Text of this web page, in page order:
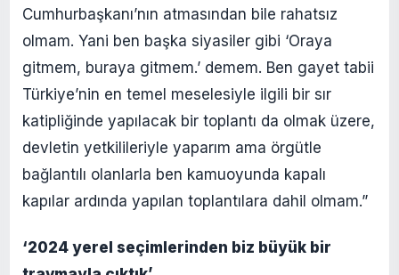
Cumhurbaşkanı’nın atmasından bile rahatsız
olmam. Yani ben başka siyasiler gibi ‘Oraya
gitmem, buraya gitmem.’ demem. Ben gayet tabii
Türkiye’nin en temel meselesiyle ilgili bir sır
katipliğinde yapılacak bir toplantı da olmak üzere,
devletin yetkilileriyle yaparım ama örgütle
bağlantılı olanlarla ben kamuoyunda kapalı
kapılar ardında yapılan toplantılara dahil olmam.”
‘2024 yerel seçimlerinden biz büyük bir